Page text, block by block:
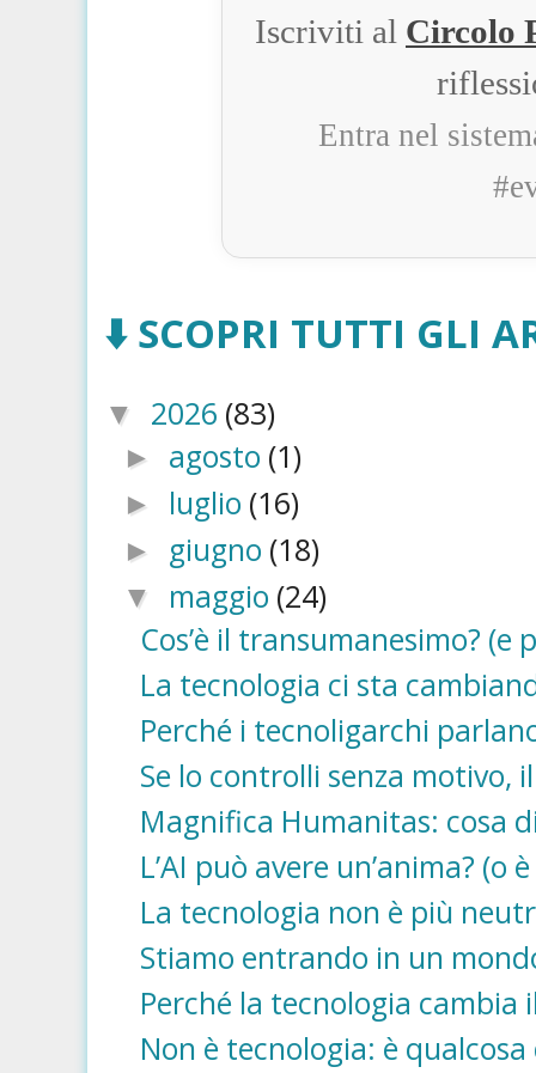
Iscriviti al Circolo
Entra nel
⬇️ SCOPRI TUTTI GLI
▼ 2026 (83)
► agosto (1)
► luglio (16)
► giugno (18)
▼ maggio (24)
Cos’è il transumanesimo?
La tecnologia ci sta
Perché i tecnoligarchi
Se lo controlli senza motivo,
Magnifica Humanitas: cosa
L’AI può avere un’anima?
La tecnologia non è più
Stiamo entrando in un
Perché la tecnologia
Non è tecnologia: è qualcosa